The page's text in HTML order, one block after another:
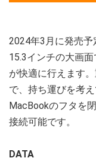
2024年3月に発売予
15.3インチの大画
が快適に行えます
で、持ち運びを考
MacBookのフタを
接続可能です。
DATA